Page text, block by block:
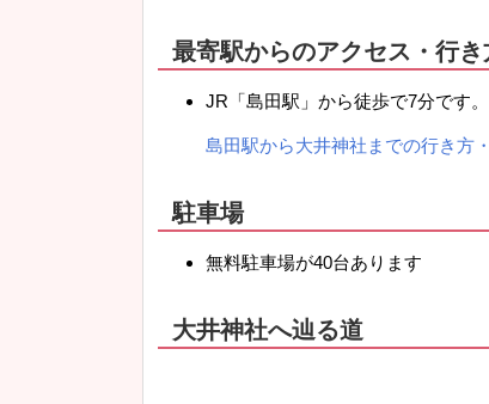
最寄駅からのアクセス・行き
JR「島田駅」から徒歩で7分です。
島田駅から大井神社までの行き方
駐車場
無料駐車場が40台あります
大井神社へ辿る道